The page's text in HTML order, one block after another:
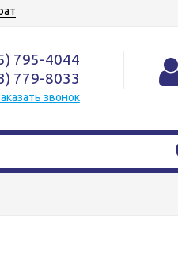
795-4044
779-8033
звонок